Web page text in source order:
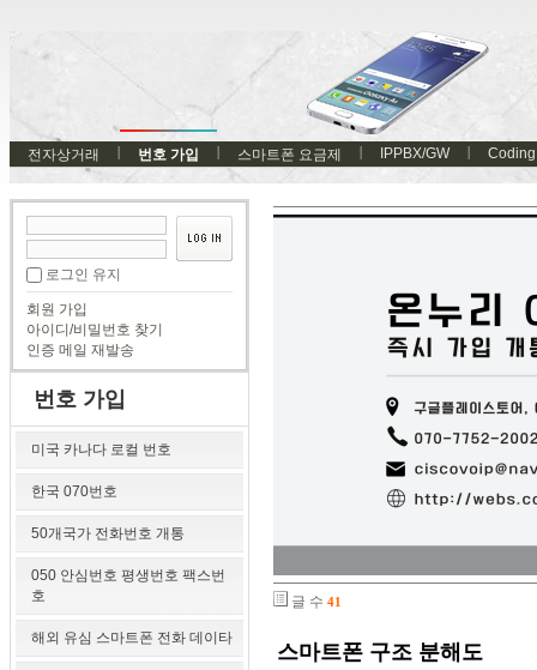
전자상거래 번호 가입 스마트폰 요금제 IPPBX/GW Coding
로그인 유지
회원 가입
아이디/비밀번호 찾기
인증 메일 재발송
번호 가입
미국 카나다 로컬 번호
한국 070번호
50개국가 전화번호 개통
050 안심번호 평생번호 팩스번
호
해외 유심 스마트폰 전화 데이타
글 수 41
스마트폰 구조 분해도